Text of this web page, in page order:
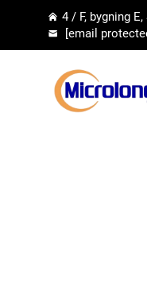
4 / F, bygning
[email